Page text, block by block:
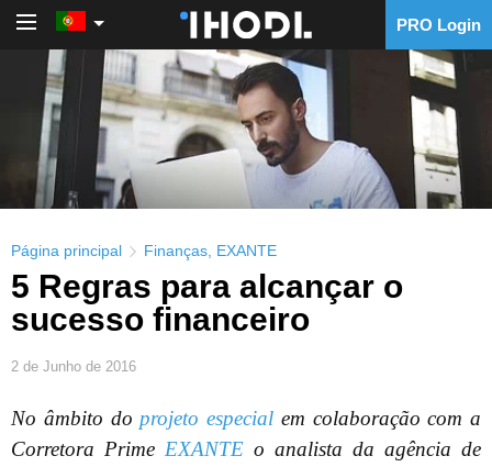
PRO Login
Página principal Finanças EXANTE
5 Regras para alcançar o
sucesso financeiro
2 de Junho de 2016
No âmbito do projeto especial em colaboração com a
Corretora Prime EXANTE o analista da agência de